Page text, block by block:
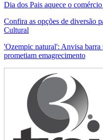
Dia dos Pais aquece o
Confira as opções de diversão
Cultural
'Ozempic natural': Anvisa barra
prometiam emagrecimento